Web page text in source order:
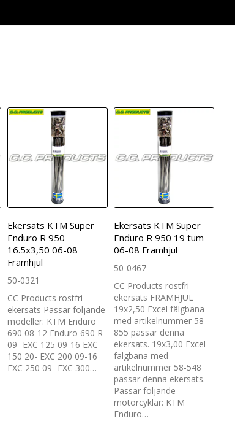
Ekersats KTM Super
Enduro R 950
16.5x3,50 06-08
Framhjul
50-0321
CC Products rostfri
ekersats Passar följande
modeller: KTM Enduro
690 08-12 Enduro 690 R
09- EXC 125 09-16 EXC
150 20- EXC 200 09-16
EXC 250 09- EXC 300…
Ekersats KTM Super
Enduro R 950 19 tum
06-08 Framhjul
50-0467
CC Products rostfri
ekersats FRAMHJUL
19x2,50 Excel fälgbana
med artikelnummer 58-
855 passar denna
ekersats. 19x3,00 Excel
fälgbana med
artikelnummer 58-548
passar denna ekersats.
Passar följande
motorcyklar: KTM
Enduro…